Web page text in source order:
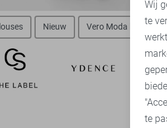
Nieuw Vero Moda broeken
Wij
te
te